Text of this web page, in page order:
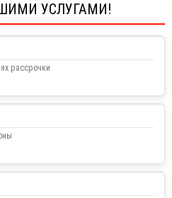
УСЛУГАМИ!
рассрочки